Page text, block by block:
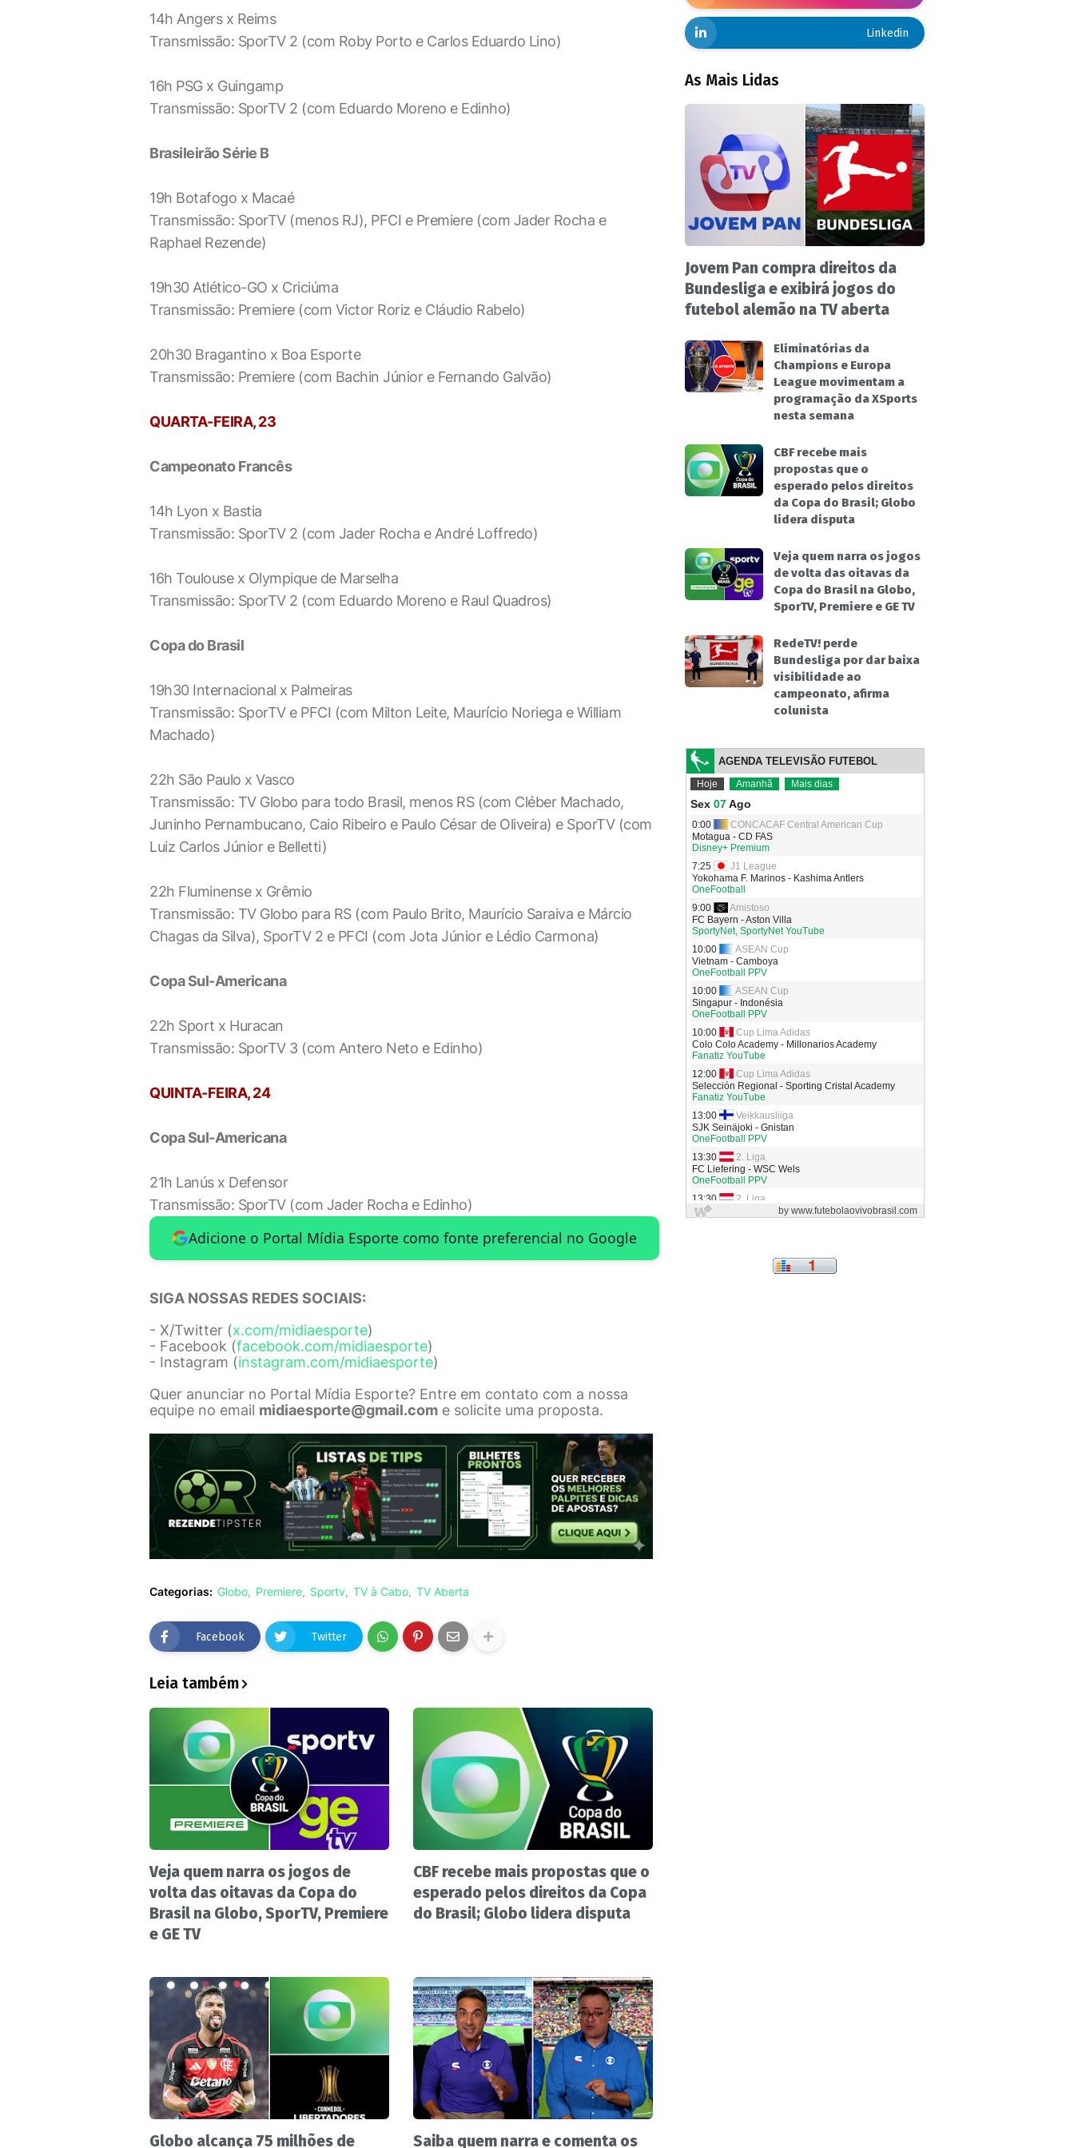
14h Angers x Reims
Transmissão: SporTV 2 (com Roby Porto e Carlos Eduardo Lino)
16h PSG x Guingamp
Transmissão: SporTV 2 (com Eduardo Moreno e Edinho)
Brasileirão Série B
19h Botafogo x Macaé
Transmissão: SporTV (menos RJ), PFCI e Premiere (com Jader Rocha e
Raphael Rezende)
19h30 Atlético-GO x Criciúma
Transmissão: Premiere (com Victor Roriz e Cláudio Rabelo)
20h30 Bragantino x Boa Esporte
Transmissão: Premiere (com Bachin Júnior e Fernando Galvão)
QUARTA-FEIRA, 23
Campeonato Francês
14h Lyon x Bastia
Transmissão: SporTV 2 (com Jader Rocha e André Loffredo)
16h Toulouse x Olympique de Marselha
Transmissão: SporTV 2 (com Eduardo Moreno e Raul Quadros)
Copa do Brasil
19h30 Internacional x Palmeiras
Transmissão: SporTV e PFCI (com Milton Leite, Maurício Noriega e William
Machado)
22h São Paulo x Vasco
Transmissão: TV Globo para todo Brasil, menos RS (com Cléber Machado,
Juninho Pernambucano, Caio Ribeiro e Paulo César de Oliveira) e SporTV (com
Luiz Carlos Júnior e Belletti)
22h Fluminense x Grêmio
Transmissão: TV Globo para RS (com Paulo Brito, Maurício Saraiva e Márcio
Chagas da Silva), SporTV 2 e PFCI (com Jota Júnior e Lédio Carmona)
Copa Sul-Americana
22h Sport x Huracan
Transmissão: SporTV 3 (com Antero Neto e Edinho)
QUINTA-FEIRA, 24
Copa Sul-Americana
21h Lanús x Defensor
Transmissão: SporTV (com Jader Rocha e Edinho)
Adicione o Portal Mídia Esporte como fonte preferencial no Google
SIGA NOSSAS REDES SOCIAIS:
- X/Twitter (x.com/midiaesporte)
- Facebook (facebook.com/midiaesporte)
- Instagram (instagram.com/midiaesporte)
Quer anunciar no Portal Mídia Esporte? Entre em contato com a nossa
equipe no email midiaesporte@gmail.com e solicite uma proposta.
Categorias: Globo Premiere Sportv TV à Cabo TV Aberta
Facebook Twitter
Leia também
Veja quem narra os jogos de
volta das oitavas da Copa do
Brasil na Globo, SporTV, Premiere
e GE TV
CBF recebe mais propostas que o
esperado pelos direitos da Copa
do Brasil; Globo lidera disputa
Globo alcança 75 milhões de Saiba quem narra e comenta os
Linkedin
As Mais Lidas
Jovem Pan compra direitos da
Bundesliga e exibirá jogos do
futebol alemão na TV aberta
Eliminatórias da
Champions e Europa
League movimentam a
programação da XSports
nesta semana
CBF recebe mais
propostas que o
esperado pelos direitos
da Copa do Brasil; Globo
lidera disputa
Veja quem narra os jogos
de volta das oitavas da
Copa do Brasil na Globo,
SporTV, Premiere e GE TV
RedeTV! perde
Bundesliga por dar baixa
visibilidade ao
campeonato, afirma
colunista